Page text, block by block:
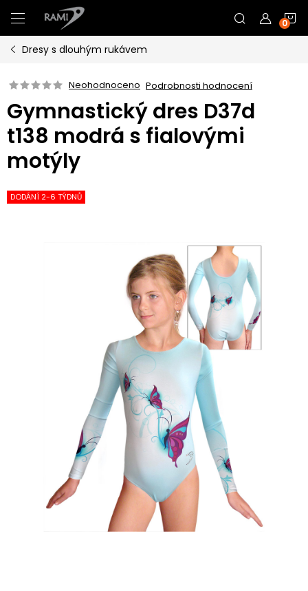
na
obsah
Dresy s dlouhým rukávem
Neohodnoceno Podrobnosti hodnocení
Gymnastický dres D37d
t138 modrá s fialovými
motýly
DODÁNÍ 2-6 TÝDNŮ